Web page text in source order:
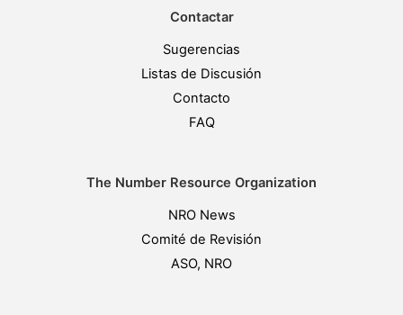
Contactar
Sugerencias
Listas de Discusión
Contacto
FAQ
The Number Resource Organization
NRO News
Comité de Revisión
ASO, NRO